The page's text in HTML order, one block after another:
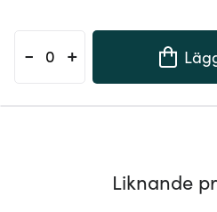
- +
Liknande